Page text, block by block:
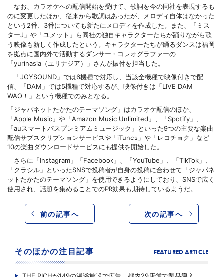
なお、カラオケへの配信開始を受けて、歌詞を今の同社を表現するも
のに変更したほか、従来から歌詞はあったが、メロディ自体はなかった
という2番、3番についても新たにメロディを作成した。また、「ミス
ターJ」や「ユメット」ら同社の独自キャラクターたちが踊りながら歌
う映像も新しく作成したという。キャラクターたちが踊るダンスは福岡
を拠点に国内外で活動するダンサー・コレオグラファーの
「yurinasia（ユリナジア）」さんが振付を担当した。
「JOYSOUND」では6機種で対応し、当該全機種で映像付きで配
信、「DAM」では5機種で対応するが、映像付きは「LIVE DAM
WAO！」という機種でのみとなる。
「ジャパネットたかたのテーマソング」はカラオケ配信のほか、
「Apple Music」や「Amazon Music Unlimited」、「Spotify」、
「auスマートパスプレミアムミュージック」といった9つの主要な楽曲
配信サブスクリプションサービスや「iTunes」や「レコチョク」など
10の楽曲ダウンロードサービスにも提供を開始した。
さらに「Instagram」「Facebook」、「YouTube」、「TikTok」、
「クラシル」といったSNSで投稿者が自身の投稿に合わせて「ジャパネ
ットたかたのテーマソング」を使用できるようにしており、SNSで広く
使用され、話題を集めることでのPR効果も期待しているようだ。
前の記事へ 次の記事へ
そのほかの注目記事 FEATURED ARTICLE
THE RICHが149の温浴施設で広告、都内29店舗で製品導入